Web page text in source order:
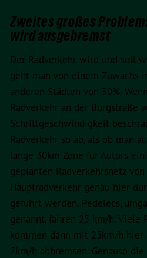
Zweites großes
wird ausgebremst
Der Radverkehr wird und soll
geht man von einem Zuwachs
anderen Städten von 30%.
Radverkehr an der Burgstraße
Schrittgeschwindigkeit
Radverkehr so ab, als ob man
lange 30km Zone für Autors
geplanten Radverkehrsnetz
Hauptradverkehr genau hier
geführt werden. Pedelecs,
genannt, fahren 25 km/h. Viele
kommen dann mit 25km/h hier
7km/h abbremsen. Genauso